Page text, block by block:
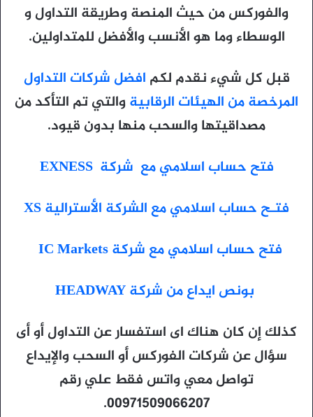
والفوركس من حيث المنصة وطريقة التداول و
الوسطاء وما هو الأنسب والأفضل للمتداولين.
قبل كل شيء نقدم لكم افضل شركات التداول
المرخصة من الهيئات الرقابيةوالتي تم التأكد من
مصداقيتها والسحب منها بدون قيود.
فتح حساب اسلامي مع شركة EXNESS
فتـح حساب اسلامي مع الشركة الأسترالية XS
فتح حساب اسلامي مع شركة IC Markets
بونص ايداع من شركة HEADWAY
كذلك إن كان هناك اى استفسار عن التداول أو أى
سؤال عن شركات الفوركس أو السحب والإيداع
تواصل معي واتس فقط علي رقم
00971509066207.